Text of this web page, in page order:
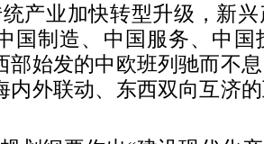
产业加快转型升级，新
国制造、中国服务、中国
部始发的中欧班列驰而不
内外联动、东西双向互济